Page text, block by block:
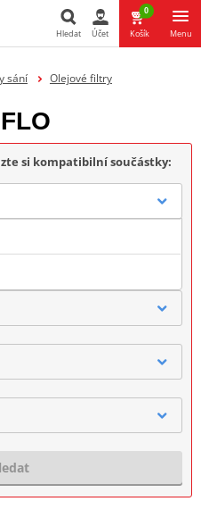
Hledat Účet
0
Košík Menu
sání
Olejové filtry
si kompatibilní součástky: